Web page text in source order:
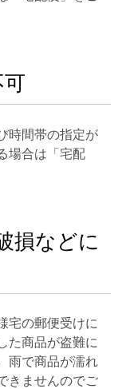
時間帯の指定が
場合は「宅配
損などに
宅の郵便受けに
た商品が盗難に
雨で商品が濡れ
きませんのでご